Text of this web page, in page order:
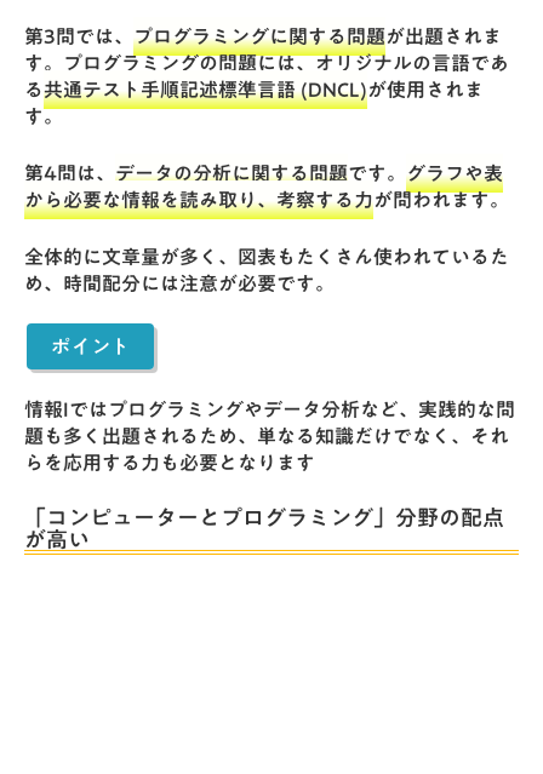
第3問では、 プログラミングに関する問題が出題されま
す。プログラミングの問題には、オリジナルの言語であ
る共通テスト手順記述標準言語 (DNCL)が使用されま
す。
第4問は、 データの分析に関する問題です。 グラフや表
から必要な情報を読み取り、考察する力が問われます。
全体的に文章量が多く、図表もたくさん使われているた
め、時間配分には注意が必要です。
ポイント
情報Iではプログラミングやデータ分析など、実践的な問
題も多く出題されるため、単なる知識だけでなく、それ
らを応用する力も必要となります
「コンピューターとプログラミング」分野の配点
が高い